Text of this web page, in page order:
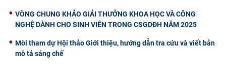
VÒNG CHUNG KHẢO GIẢI THƯỞNG KHOA HỌC VÀ CÔNG
NGHỆ DÀNH CHO SINH VIÊN TRONG CSGDĐH NĂM 2025
Mời tham dự Hội thảo Giới thiệu, hướng dẫn tra cứu và viết bản
mô tả sáng chế